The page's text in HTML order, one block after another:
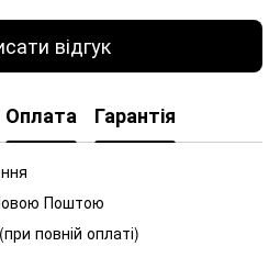
відгук
Оплата Гарантія
Поштою
повній оплаті)